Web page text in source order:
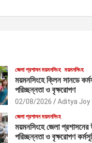
জেলা প্রশাসন ময়মনসিংহ ময়মনসিংহ
ময়মনসিংহে ক্লিন সানডে
পরিচ্ছন্নতা ও বৃক্ষরোপণ
02/08/2026 Aditya Joy
জেলা প্রশাসন ময়মনসিংহ
ময়মনসিংহে জেলা
পরিচ্ছন্নতা ও বৃক্ষরোপণ